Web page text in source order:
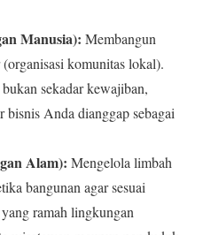
Manusia): Membangun
komunitas lokal).
sekadar kewajiban,
bisnis Anda dianggap sebagai
Alam): Mengelola limbah
bangunan agar sesuai
ramah lingkungan